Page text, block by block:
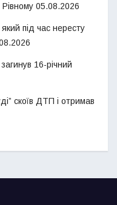
05.08.2026
під час нересту
16-річний
скоїв ДТП і отримав